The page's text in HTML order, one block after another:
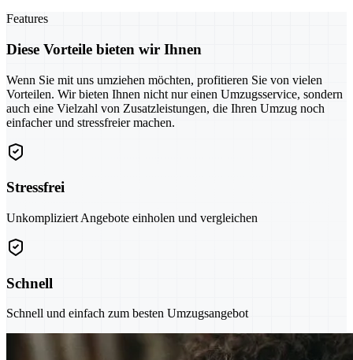
Features
Diese Vorteile bieten wir Ihnen
Wenn Sie mit uns umziehen möchten, profitieren Sie von vielen
Vorteilen. Wir bieten Ihnen nicht nur einen Umzugsservice, sondern
auch eine Vielzahl von Zusatzleistungen, die Ihren Umzug noch
einfacher und stressfreier machen.
Stressfrei
Unkompliziert Angebote einholen und vergleichen
Schnell
Schnell und einfach zum besten Umzugsangebot